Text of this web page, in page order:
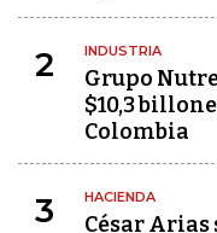
2 INDUSTRIA
Grupo
$10,3
Colombia
3 HACIENDA
César